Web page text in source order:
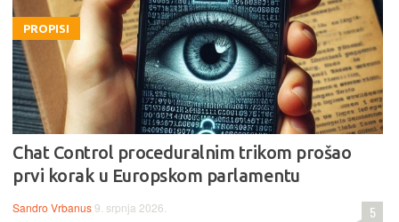
PROPISI
Chat Control proceduralnim trikom prošao
prvi korak u Europskom parlamentu
Sandro Vrbanus9. srpnja 2026. 5